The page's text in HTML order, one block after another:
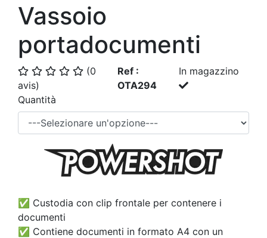
Vassoio
portadocumenti
(0
avis)
Ref :
OTA294
In magazzino
Quantità
✅ Custodia con clip frontale per contenere i
documenti
✅ Contiene documenti in formato A4 con un